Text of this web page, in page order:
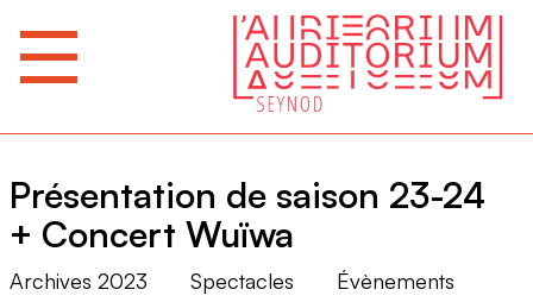
Présentation de saison 23-24
+ Concert Wuïwa
Archives 2023 Spectacles Évènements